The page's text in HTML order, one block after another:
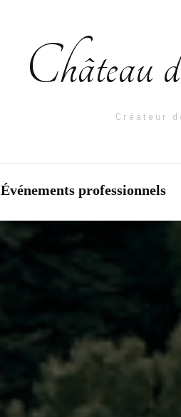
Château
Créateur
Événements professionnels